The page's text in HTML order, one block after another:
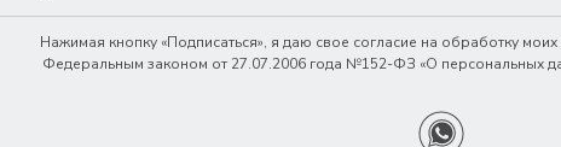
Нажимая кнопку «Подписаться», я даю свое согласие на обработку
Федеральным законом от 27.07.2006 года №152-ФЗ «О персональных